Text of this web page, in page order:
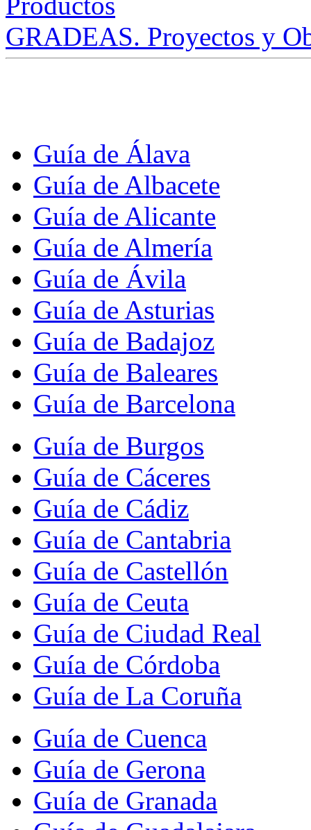
GRADEAS. Proyectos y
Guía de Álava
Guía de Albacete
Guía de Alicante
Guía de Almería
Guía de Ávila
Guía de Asturias
Guía de Badajoz
Guía de Baleares
Guía de Barcelona
Guía de Burgos
Guía de Cáceres
Guía de Cádiz
Guía de Cantabria
Guía de Castellón
Guía de Ceuta
Guía de Ciudad Real
Guía de Córdoba
Guía de La Coruña
Guía de Cuenca
Guía de Gerona
Guía de Granada